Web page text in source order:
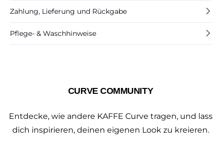
Zahlung, Lieferung und Rückgabe
Pflege- & Waschhinweise
CURVE COMMUNITY
Entdecke, wie andere KAFFE Curve tragen, und lass
dich inspirieren, deinen eigenen Look zu kreieren.